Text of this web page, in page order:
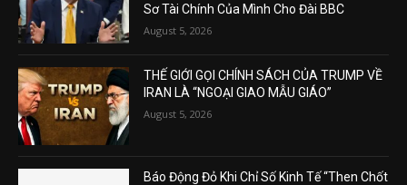
Sơ Tài Chính Của Mình Cho Đài BBC
August 5, 2026
THẾ GIỚI GỌI CHÍNH SÁCH CỦA TRUMP VỀ
IRAN LÀ “NGOẠI GIAO MẪU GIÁO”
August 5, 2026
Báo Động Đỏ Khi Chỉ Số Kinh Tế “Then Chốt